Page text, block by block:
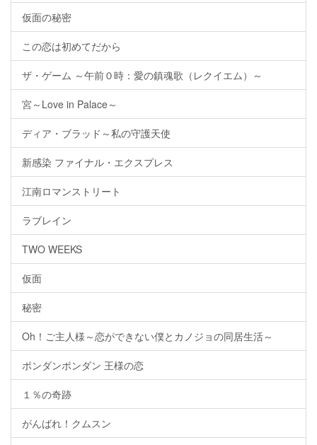
仮面の秘密
この恋は初めてだから
ザ・ゲーム ～午前０時：愛の鎮魂歌（レクイエム）～
宮～Love in Palace～
ディア・ブラッド～私の守護天使
新感染 ファイナル・エクスプレス
江南ロマンストリート
ラブレイン
TWO WEEKS
仮面
秘密
Oh！ご主人様～恋ができない僕とカノジョの同居生活～
ポンダンポンダン 王様の恋
１％の奇跡
がんばれ！クムスン